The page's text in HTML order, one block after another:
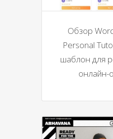
Обзор
Personal
шаблон для
онлайн-